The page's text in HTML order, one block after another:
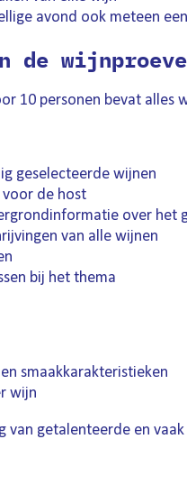
avond ook meteen
de
10 personen bevat
geselecteerde wijnen
voor de host
over het
van alle wijnen
bij het thema
smaakkarakteristieken
wijn
van getalenteerde en